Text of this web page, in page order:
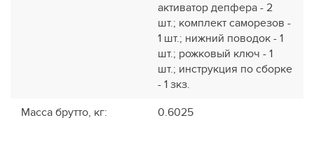
активатор депфера - 2
шт.; комплект саморезов -
1 шт.; нижний поводок - 1
шт.; рожковый ключ - 1
шт.; инструкция по сборке
- 1 зкз.
Масса брутто, кг: 0.6025